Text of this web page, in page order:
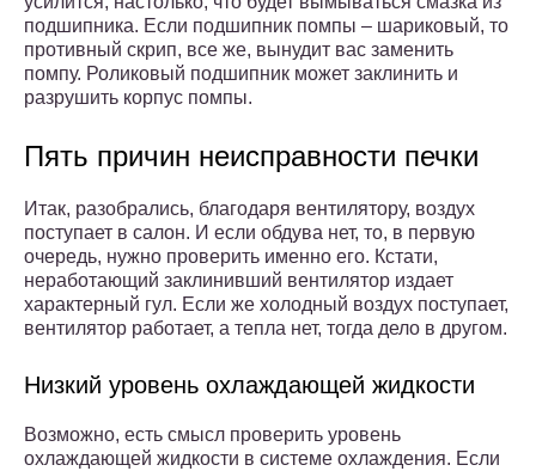
подшипника. Если подшипник помпы – шариковый, то
противный скрип, все же, вынудит вас заменить
помпу. Роликовый подшипник может заклинить и
разрушить корпус помпы.
Пять причин неисправности печки
Итак, разобрались, благодаря вентилятору, воздух
поступает в салон. И если обдува нет, то, в первую
очередь, нужно проверить именно его. Кстати,
неработающий заклинивший вентилятор издает
характерный гул. Если же холодный воздух поступает,
вентилятор работает, а тепла нет, тогда дело в другом.
Низкий уровень охлаждающей жидкости
Возможно, есть смысл проверить уровень
охлаждающей жидкости в системе охлаждения. Если